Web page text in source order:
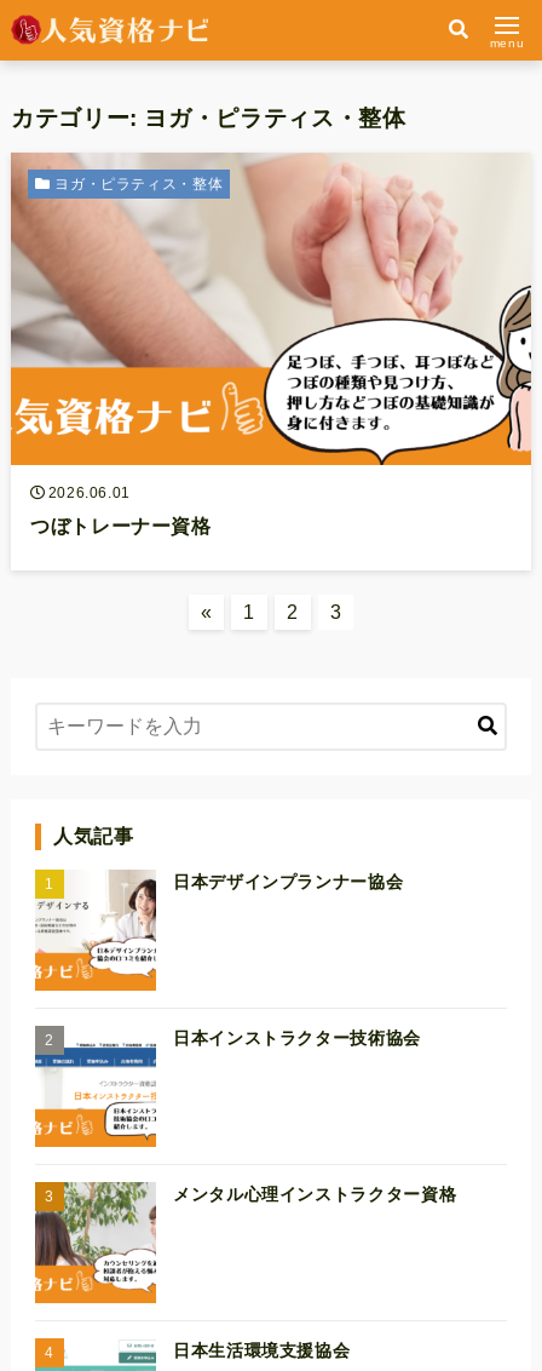
menu
カテゴリー: ヨガ・ピラティス・整体
2026.06.01
つぼトレーナー資格
ヨガ・ピラティス・整体
« 1 2 3
人気記事
日本デザインプランナー協会
日本インストラクター技術協会
メンタル心理インストラクター資格
日本生活環境支援協会